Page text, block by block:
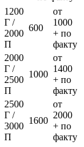
1200
Г /
2000
П
600
от
1000
+ по
факту
2000
Г /
2500
П
1000
от
1400
+ по
факту
2500
Г /
3000
П
1600
от
2000
+ по
факту